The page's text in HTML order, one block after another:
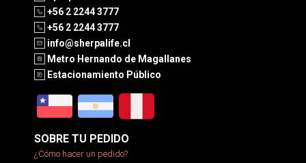
+56 2 2244 3777
+56 2 2244 3777
info@sherpalife.cl
Metro Hernando de Magallanes
Estacionamiento Público
SOBRE TU PEDIDO
¿Cómo hacer un pedido?